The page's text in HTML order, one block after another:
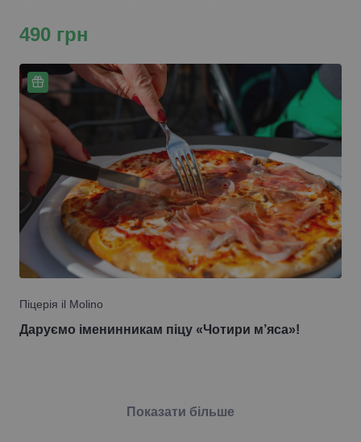
490 грн
Піцерія il Molino
Даруємо іменинникам піцу «Чотири м’яса»!
Показати більше